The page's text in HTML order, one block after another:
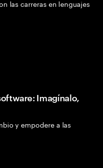
las carreras en lenguajes
Imagínalo,
y empodere a las